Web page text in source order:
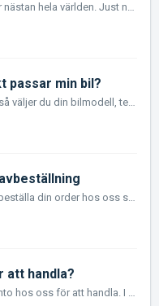
Vi kan skicka våra produkter över nästan hela världen. Just nu säljer vi mycket till Norge, Danmark och Finland utöver Sverige, men även till många andra l...
passar min bil?
När du är inne på våran hemsida så väljer du din bilmodell, tex Audi A4 2008-2011 (B8) Sen kommer du få upp en massa olika kategorier att välja mellan. ...
Om du väljer att returnera eller avbeställa din order hos oss så sker återbetalningen via Klarna. Det brukar oftast ta mellan 3-5 arbetsdagar. Har ni f...
att handla?
Nej, du behöver inte ha något konto hos oss för att handla. I kassan väljer du om du vill logga in / skapa ett konto eller handla som "gäst". ...